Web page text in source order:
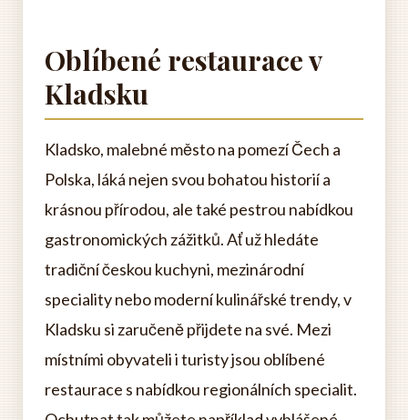
Oblíbené restaurace v
Kladsku
Kladsko, malebné město na pomezí Čech a
Polska, láká nejen svou bohatou historií a
krásnou přírodou, ale také pestrou nabídkou
gastronomických zážitků. Ať už hledáte
tradiční českou kuchyni, mezinárodní
speciality nebo moderní kulinářské trendy, v
Kladsku si zaručeně přijdete na své. Mezi
místními obyvateli i turisty jsou oblíbené
restaurace s nabídkou regionálních specialit.